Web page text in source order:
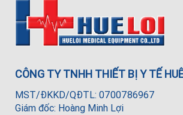
CÔNG TY TNHH THIẾT BỊ Y TẾ
MST/ĐKKD/QĐTL: 0700786967
Giám đốc: Hoàng Minh Lợi